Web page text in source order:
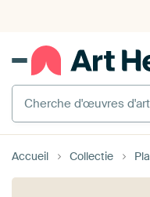
Cherche d'œuvres d'art
Accueil Collectie